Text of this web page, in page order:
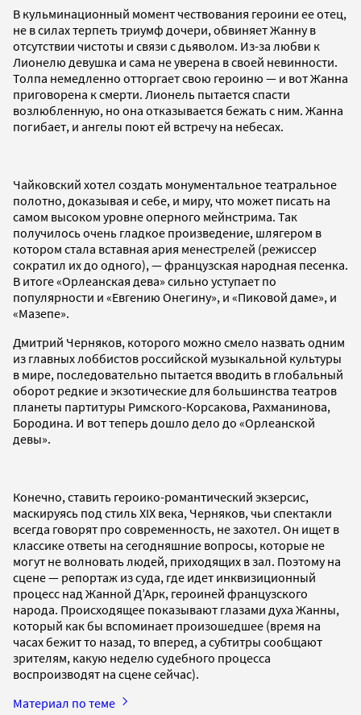
В кульминационный момент чествования героини ее отец,
не в силах терпеть триумф дочери, обвиняет Жанну в
отсутствии чистоты и связи с дьяволом. Из-за любви к
Лионелю девушка и сама не уверена в своей невинности.
Толпа немедленно отторгает свою героиню — и вот Жанна
приговорена к смерти. Лионель пытается спасти
возлюбленную, но она отказывается бежать с ним. Жанна
погибает, и ангелы поют ей встречу на небесах.
Чайковский хотел создать монументальное театральное
полотно, доказывая и себе, и миру, что может писать на
самом высоком уровне оперного мейнстрима. Так
получилось очень гладкое произведение, шлягером в
котором стала вставная ария менестрелей (режиссер
сократил их до одного), — французская народная песенка.
В итоге «Орлеанская дева» сильно уступает по
популярности и «Евгению Онегину», и «Пиковой даме», и
«Мазепе».
Дмитрий Черняков, которого можно смело назвать одним
из главных лоббистов российской музыкальной культуры
в мире, последовательно пытается вводить в глобальный
оборот редкие и экзотические для большинства театров
планеты партитуры Римского-Корсакова, Рахманинова,
Бородина. И вот теперь дошло дело до «Орлеанской
девы».
Конечно, ставить героико-романтический экзерсис,
маскируясь под стиль XIX века, Черняков, чьи спектакли
всегда говорят про современность, не захотел. Он ищет в
классике ответы на сегодняшние вопросы, которые не
могут не волновать людей, приходящих в зал. Поэтому на
сцене — репортаж из суда, где идет инквизиционный
процесс над Жанной Д’Арк, героиней французского
народа. Происходящее показывают глазами духа Жанны,
который как бы вспоминает произошедшее (время на
часах бежит то назад, то вперед, а субтитры сообщают
зрителям, какую неделю судебного процесса
воспроизводят на сцене сейчас).
Материал по теме